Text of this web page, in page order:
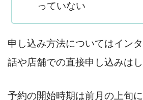
っていない
申し込み方法についてはイン
話や店舗での直接申し込みはし
予約の開始時期は前月の上旬